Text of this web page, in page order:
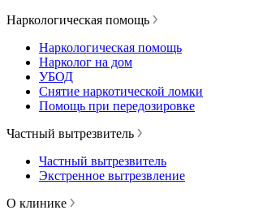
Наркологическая помощь
Наркологическая помощь
Нарколог на дом
УБОД
Снятие наркотической ломки
Помощь при передозировке
Частный вытрезвитель
Частный вытрезвитель
Экстренное вытрезвление
О клинике